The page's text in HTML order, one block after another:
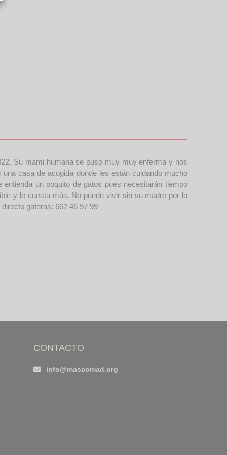
Su mami humana se puso muy muy enferma y nos
casa de acogida donde les están cuidando mucho
un poquito de gatos pues necesitarán tiempo
y le cuesta más. No puede vivir sin su madre por lo
gateras: 662 46 97 99
CONTACTO
info@mascomad.org